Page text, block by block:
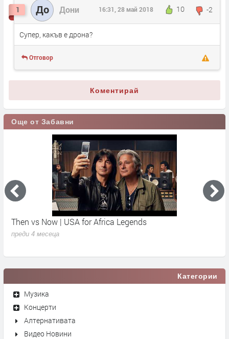
1 До Дони 10 -2
16:31, 28 май 2018
Супер, какъв е дрона?
Отговор
Коментирай
Още от Забавни
Then vs Now | USA for Africa Legends
преди 4 месеца
Категории
Музика
Концерти
Алтернативата
Видео Новини